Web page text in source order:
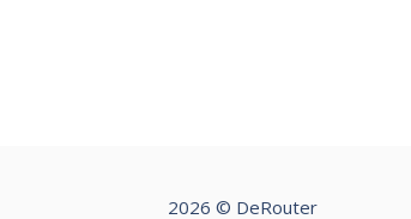
2026 © DeRouter